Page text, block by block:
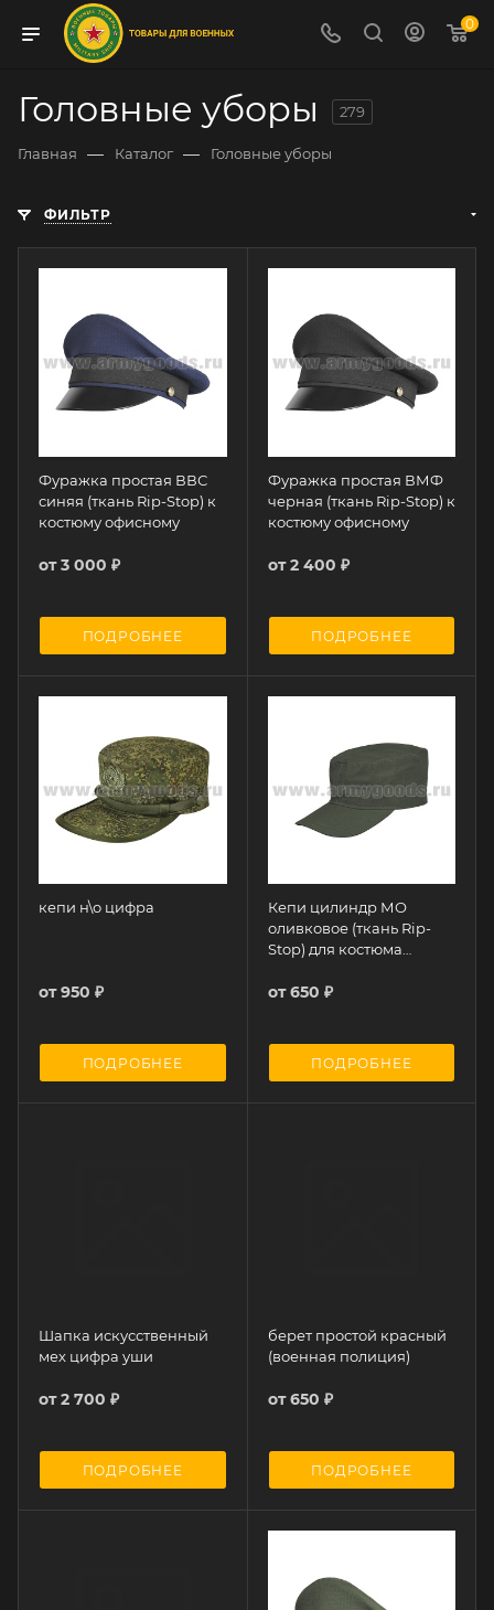
0
Головные уборы 279
Главная — Каталог — Головные уборы
ФИЛЬТР
Фуражка простая ВВС
синяя (ткань Rip-Stop) к
костюму офисному
от3 000 ₽
ПОДРОБНЕЕ
Фуражка простая ВМФ
черная (ткань Rip-Stop) к
костюму офисному
от2 400 ₽
ПОДРОБНЕЕ
кепи н\о цифра
от950 ₽
ПОДРОБНЕЕ
Кепи цилиндр МО
оливковое (ткань Rip-
Stop) для костюма
от650 ₽
ПОДРОБНЕЕ
Шапка искусственный
мех цифра уши
от2 700 ₽
ПОДРОБНЕЕ
берет простой красный
(военная полиция)
от650 ₽
ПОДРОБНЕЕ